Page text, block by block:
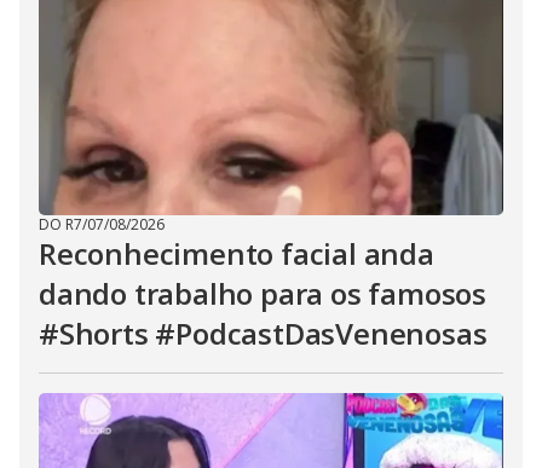
DO R7/07/08/2026
Reconhecimento facial anda
dando trabalho para os famosos
#Shorts #PodcastDasVenenosas